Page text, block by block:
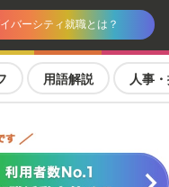
バーシティ就職とは？
用語解説 人事